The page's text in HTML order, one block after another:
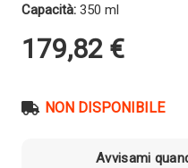
Capacità: 350 ml
179,82 €
NON DISPONIBILE
Avvisami